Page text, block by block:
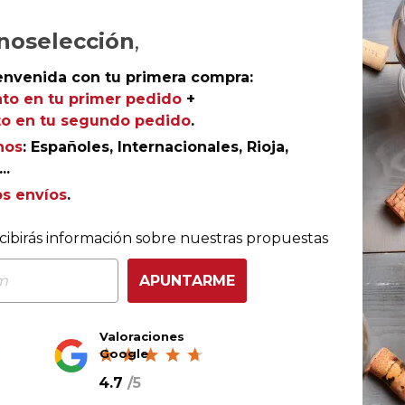
Bodegas Castaño es una firma con una larga
la D.O. Yecla. Compruébalo con el limitado tinto,
hasta mediados de
,
con tu primera compra:
en tu primer pedido+
en tu segundo pedido.
: Españoles, Internacionales, Rioja,
envíos.
información sobre nuestras propuestas
APUNTARME
Valoraciones
Google
4.7 /5